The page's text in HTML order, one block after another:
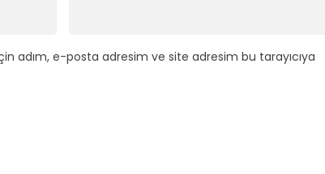
adım, e-posta adresim ve site adresim bu tarayıcıya